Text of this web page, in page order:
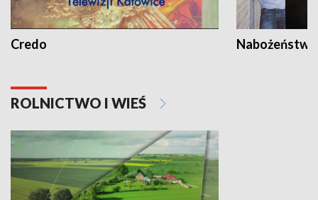
Credo
ROLNICTWO I WIEŚ